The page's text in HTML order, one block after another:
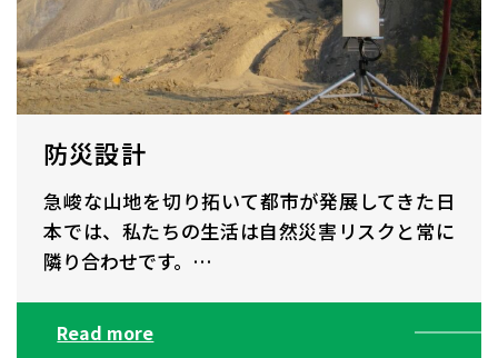
防災設計
急峻な山地を切り拓いて都市が発展してきた日
本では、私たちの生活は自然災害リスクと常に
隣り合わせです。…
Read more